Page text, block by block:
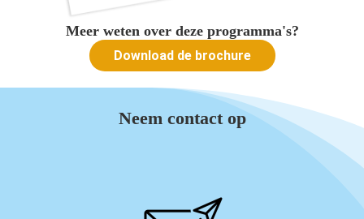
Meer weten over deze programma's?
Download de brochure
Neem contact op